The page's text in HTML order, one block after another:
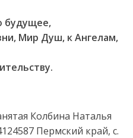
будущее,
Мир Душ, к Ангелам,
.
Колбина Наталья
Пермский край, с.